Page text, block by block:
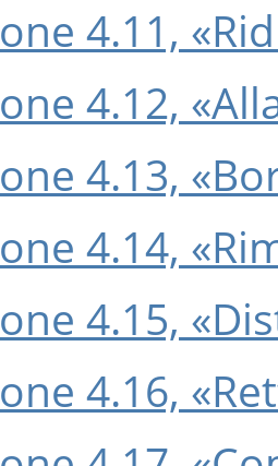
4.11,
4.12,
4.13,
4.14,
4.15,
4.16,